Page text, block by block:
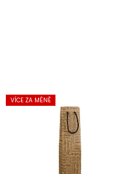
VÍCE ZA MÉNĚ